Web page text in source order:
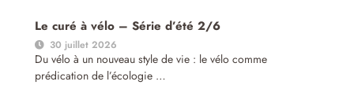
Le curé à vélo – Série d’été 2/6
30 juillet 2026
Du vélo à un nouveau style de vie : le vélo comme
prédication de l’écologie …